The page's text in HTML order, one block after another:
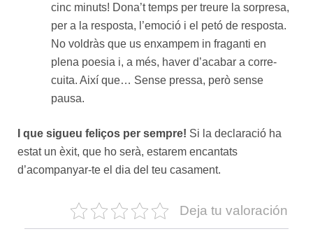
cinc minuts! Dona’t temps per treure la sorpresa,
per a la resposta, l’emoció i el petó de resposta.
No voldràs que us enxampem in fraganti en
plena poesia i, a més, haver d’acabar a corre-
cuita. Així que… Sense pressa, però sense
pausa.
I que sigueu feliços per sempre! Si la declaració ha
estat un èxit, que ho serà, estarem encantats
d’acompanyar-te el dia del teu casament.
Deja tu valoración